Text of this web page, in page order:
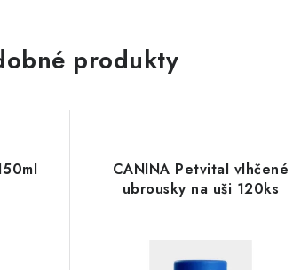
produkty
CANINA Petvital vlhčené
ubrousky na uši 120ks